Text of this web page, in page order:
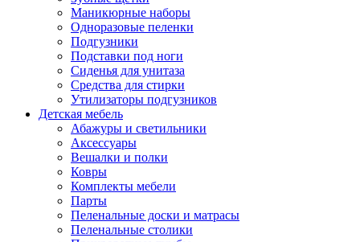
Маникюрные наборы
Одноразовые пеленки
Подгузники
Подставки под ноги
Сиденья для унитаза
Средства для стирки
Утилизаторы подгузников
Детская мебель
Абажуры и светильники
Аксессуары
Вешалки и полки
Ковры
Комплекты мебели
Парты
Пеленальные доски и матрасы
Пеленальные столики